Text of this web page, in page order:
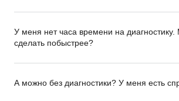
У меня нет часа времени на
сделать побыстрее?
А можно без диагностики? У меня есть